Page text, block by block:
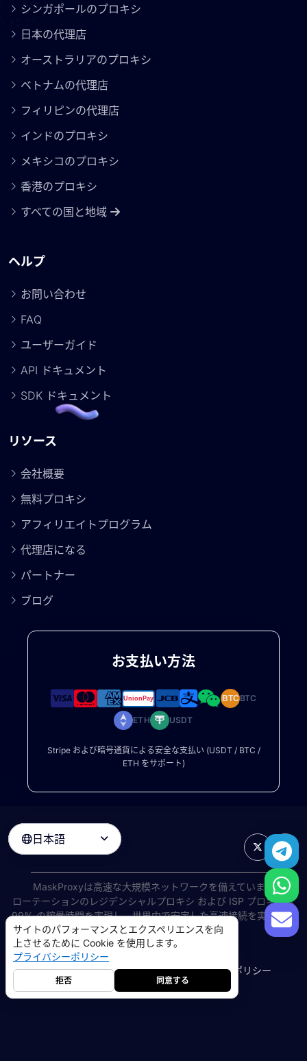
シンガポールのプロキシ
日本の代理店
オーストラリアのプロキシ
ベトナムの代理店
フィリピンの代理店
インドのプロキシ
メキシコのプロキシ
香港のプロキシ
すべての国と地域
ヘルプ
お問い合わせ
FAQ
ユーザーガイド
API ドキュメント
SDK ドキュメント
リソース
会社概要
無料プロキシ
アフィリエイトプログラム
代理店になる
パートナー
ブログ
お支払い方法
BTCBTC
ETH USDT
Stripe および暗号通貨による安全な支払い (USDT / BTC /
ETH をサポート)
日本語 
MaskProxyは高速な大規模ネットワークを備えています
ローテーションのレジデンシャルプロキシ および ISP プロキシは
99% の稼働時間を実現し、世界中で安定した高速接続を実現しま
す。
©2026AIWAY LIMITED. 無断転載を禁じます.
利用規約プライバシーポリシー返金ポリシーCookie ポリシー
サイトのパフォーマンスとエクスペリエンスを向
上させるために Cookie を使用します。
プライバシーポリシー
拒否 同意する